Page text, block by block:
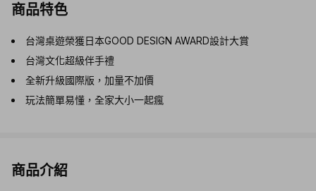
商品特色
台灣桌遊榮獲日本GOOD DESIGN AWARD設計大賞
台灣文化超級伴手禮
全新升級國際版，加量不加價
玩法簡單易懂，全家大小一起瘋
商品介紹